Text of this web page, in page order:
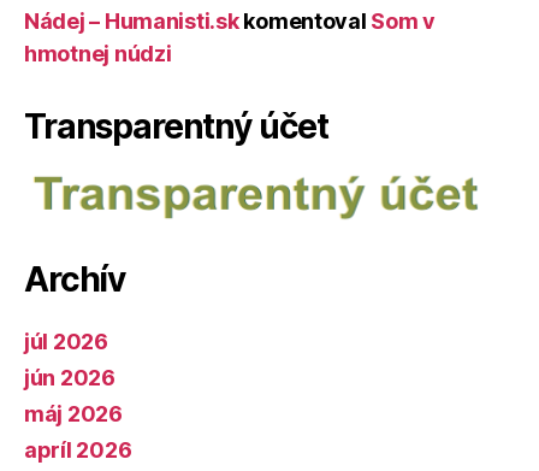
Nádej – Humanisti.skkomentoval Som v
hmotnej núdzi
Transparentný účet
Archív
júl 2026
jún 2026
máj 2026
apríl 2026